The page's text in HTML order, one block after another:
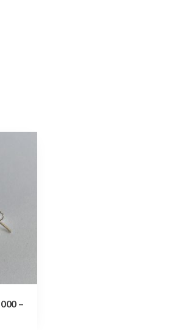
–